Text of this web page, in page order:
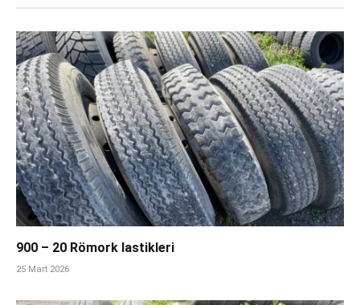
900 – 20 Römork lastikleri
25 Mart 2026